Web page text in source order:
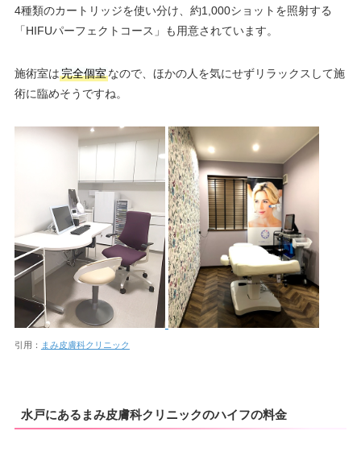
4種類のカートリッジを使い分け、約1,000ショットを照射する
「HIFUパーフェクトコース」も用意されています。
施術室は完全個室なので、ほかの人を気にせずリラックスして施
術に臨めそうですね。
引用： まみ皮膚科クリニック
水戸にあるまみ皮膚科クリニックのハイフの料金